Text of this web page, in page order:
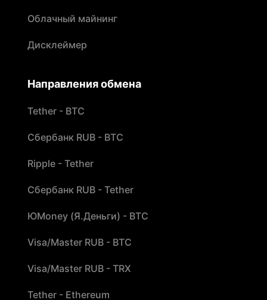
Облачный майнинг
Дисклеймер
Направления обмена
Tether - BTC
Сбербанк RUB - BTC
Ripple - Tether
Сбербанк RUB - Tether
ЮMoney (Я.Деньги) - BTC
Visa/Master RUB - BTC
Visa/Master RUB - TRX
Tether - Ethereum